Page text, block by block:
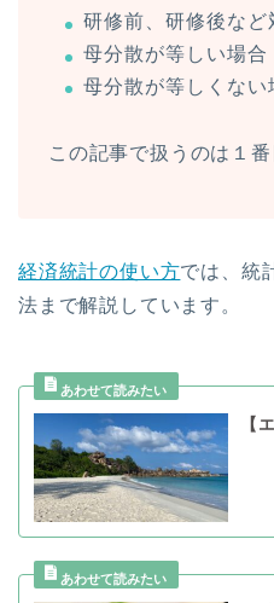
研修前、研修後など
母分散が等しい場合
母分散が等しくない
この記事で扱うのは１番
経済統計の使い方では、統
法まで解説しています。
【